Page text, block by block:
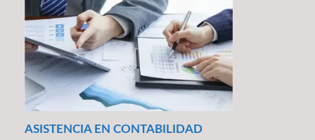
ASISTENCIA EN CONTABILIDAD